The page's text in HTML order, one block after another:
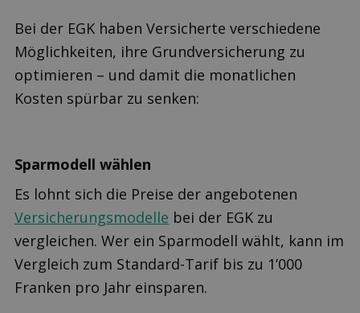
Bei der EGK haben Versicherte verschiedene
Möglichkeiten, ihre Grundversicherung zu
optimieren – und damit die monatlichen
Kosten spürbar zu senken:
Sparmodell wählen
Es lohnt sich die Preise der angebotenen
Versicherungsmodelle bei der EGK zu
vergleichen. Wer ein Sparmodell wählt, kann im
Vergleich zum Standard-Tarif bis zu 1’000
Franken pro Jahr einsparen.